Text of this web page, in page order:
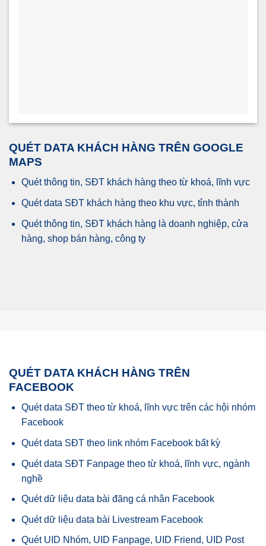
QUÉT DATA KHÁCH HÀNG TRÊN GOOGLE
MAPS
Quét thông tin, SĐT khách hàng theo từ khoá, lĩnh vực
Quét data SĐT khách hàng theo khu vực, tỉnh thành
Quét thông tin, SĐT khách hàng là doanh nghiệp, cửa
hàng, shop bán hàng, công ty
QUÉT DATA KHÁCH HÀNG TRÊN
FACEBOOK
Quét data SĐT theo từ khoá, lĩnh vực trên các hội nhóm
Facebook
Quét data SĐT theo link nhóm Facebook bất kỳ
Quét data SĐT Fanpage theo từ khoá, lĩnh vực, ngành
nghề
Quét dữ liệu data bài đăng cá nhân Facebook
Quét dữ liệu data bài Livestream Facebook
Quét UID Nhóm, UID Fanpage, UID Friend, UID Post